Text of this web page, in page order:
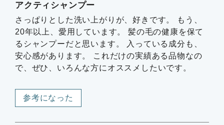
アクティシャンプー
さっぱりとした洗い上がりが、好きです。 もう、
20年以上、愛用しています。 髪の毛の健康を保て
るシャンプーだと思います。 入っている成分も、
安心感があります。 これだけの実績ある品物なの
で、ぜひ、いろんな方にオススメしたいです。
参考になった